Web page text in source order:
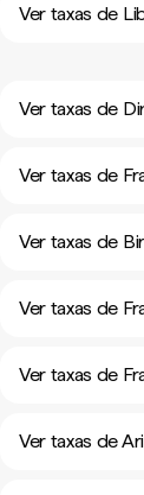
Ver taxas de
Ver taxas de
Ver taxas de
Ver taxas de
Ver taxas de
Ver taxas de
Ver taxas de